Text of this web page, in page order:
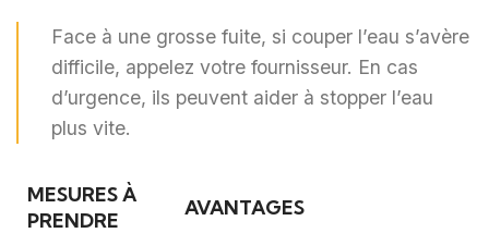
Face à une grosse fuite, si couper l’eau s’avère
difficile, appelez votre fournisseur. En cas
d’urgence, ils peuvent aider à stopper l’eau
plus vite.
MESURES À
PRENDRE
AVANTAGES